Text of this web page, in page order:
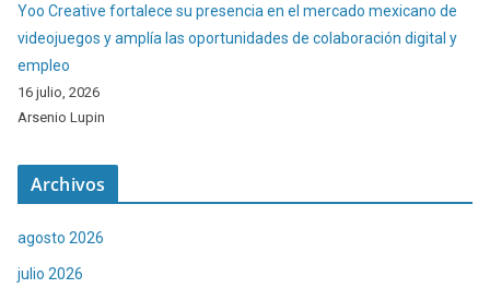
Yoo Creative fortalece su presencia en el mercado mexicano de
videojuegos y amplía las oportunidades de colaboración digital y
empleo
16 julio, 2026
Arsenio Lupin
Archivos
agosto 2026
julio 2026